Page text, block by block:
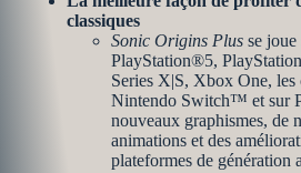
classiques
Sonic Origins Plus se joue
PlayStation®5,
Series X|S, Xbox One, les
Nintendo Switch™ et sur
nouveaux graphismes, de
animations et des
plateformes de génération